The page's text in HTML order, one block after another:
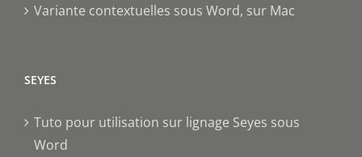
Variante contextuelles sous Word, sur Mac
SEYES
Tuto pour utilisation sur lignage Seyes sous
Word